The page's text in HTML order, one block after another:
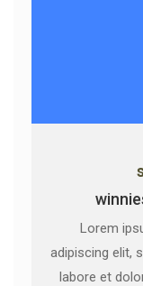
Lorem
adipiscing elit,
labore et